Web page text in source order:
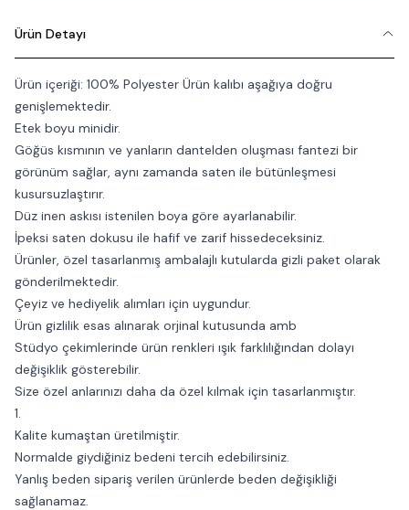
Ürün Detayı
Ürün içeriği: 100% Polyester Ürün kalıbı aşağıya doğru
genişlemektedir.
Etek boyu minidir.
Göğüs kısmının ve yanların dantelden oluşması fantezi bir
görünüm sağlar, aynı zamanda saten ile bütünleşmesi
kusursuzlaştırır.
Düz inen askısı istenilen boya göre ayarlanabilir.
İpeksi saten dokusu ile hafif ve zarif hissedeceksiniz.
Ürünler, özel tasarlanmış ambalajlı kutularda gizli paket olarak
gönderilmektedir.
Çeyiz ve hediyelik alımları için uygundur.
Ürün gizlilik esas alınarak orjinal kutusunda amb
Stüdyo çekimlerinde ürün renkleri ışık farklılığından dolayı
değişiklik gösterebilir.
Size özel anlarınızı daha da özel kılmak için tasarlanmıştır.
1.
Kalite kumaştan üretilmiştir.
Normalde giydiğiniz bedeni tercih edebilirsiniz.
Yanlış beden sipariş verilen ürünlerde beden değişikliği
sağlanamaz.